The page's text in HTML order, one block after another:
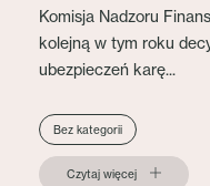
Komisja Nadzoru
kolejną w tym roku
ubezpieczeń karę...
Bez kategorii
Czytaj więcej